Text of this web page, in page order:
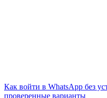
Как войти в WhatsApp без
проверенные варианты